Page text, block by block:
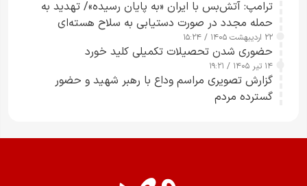
ترامپ: آتش‌بس با ایران «به پایان رسیده»/ تهدید به
حمله مجدد در صورت دستیابی به سلاح هسته‌ای
۲۲ اردیبهشت ۱۴۰۵ / ۱۵:۲۴
حضوری شدن تحصیلات تکمیلی کلید خورد
۱۴ تیر ۱۴۰۵ / ۱۹:۲۱
گزارش تصویری مراسم وداع با رهبر شهید و حضور
گسترده مردم